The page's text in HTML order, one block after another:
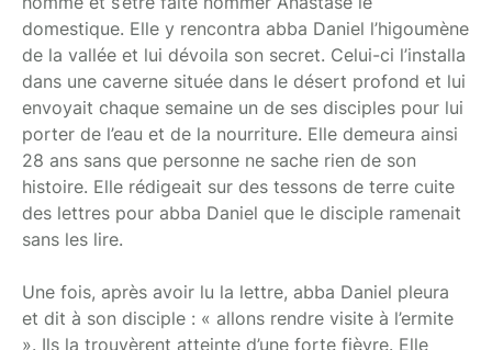
domestique. Elle y rencontra abba Daniel l’higoumène
de la vallée et lui dévoila son secret. Celui-ci l’installa
dans une caverne située dans le désert profond et lui
envoyait chaque semaine un de ses disciples pour lui
porter de l’eau et de la nourriture. Elle demeura ainsi
28 ans sans que personne ne sache rien de son
histoire. Elle rédigeait sur des tessons de terre cuite
des lettres pour abba Daniel que le disciple ramenait
sans les lire.
Une fois, après avoir lu la lettre, abba Daniel pleura
et dit à son disciple : « allons rendre visite à l’ermite
». Ils la trouvèrent atteinte d’une forte fièvre. Elle